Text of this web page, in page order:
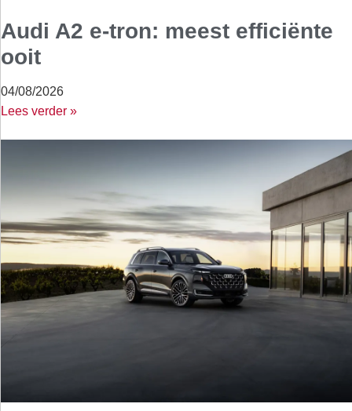
Audi A2 e-tron: meest efficiënte
ooit
04/08/2026
Lees verder »